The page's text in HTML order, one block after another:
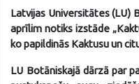
Latvijas Universitātes (LU)
aprīlim notiks izstāde
ko papildinās Kaktusu un
LU Botāniskajā dārzā par